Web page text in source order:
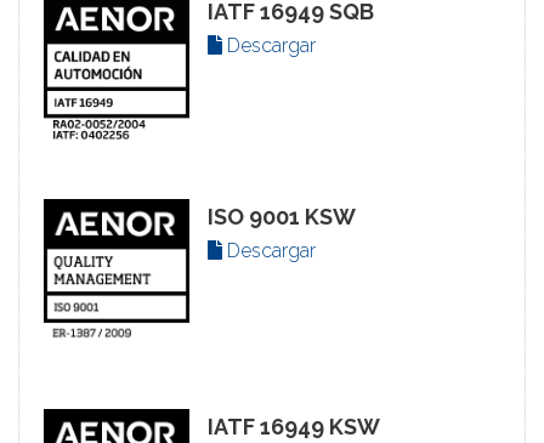
IATF 16949 SQB
Descargar
ISO 9001 KSW
Descargar
IATF 16949 KSW